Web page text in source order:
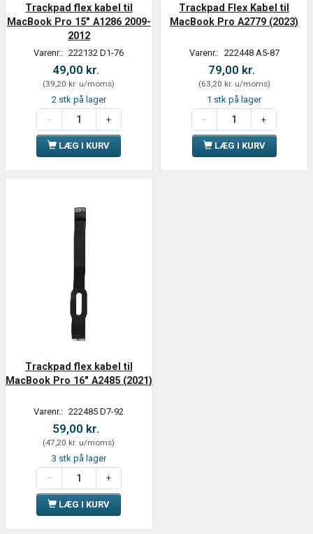
Trackpad flex kabel til
MacBook Pro 15" A1286 2009-
2012
Varenr.: 222132 D1-76
49,00 kr.
(39,20 kr. u/moms)
2 stk på lager
LÆG I KURV
Trackpad Flex Kabel til
MacBook Pro A2779 (2023)
Varenr.: 222448 A5-87
79,00 kr.
(63,20 kr. u/moms)
1 stk på lager
LÆG I KURV
Trackpad flex kabel til
MacBook Pro 16" A2485 (2021)
Varenr.: 222485 D7-92
59,00 kr.
(47,20 kr. u/moms)
3 stk på lager
LÆG I KURV